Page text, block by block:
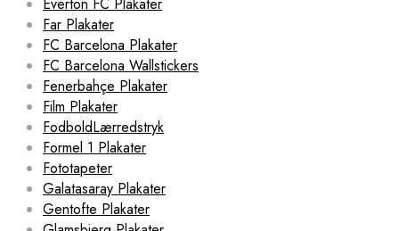
Far Plakater
FC Barcelona Plakater
FC Barcelona Wallstickers
Fenerbahçe Plakater
Film Plakater
FodboldLærredstryk
Formel 1 Plakater
Fototapeter
Galatasaray Plakater
Gentofte Plakater